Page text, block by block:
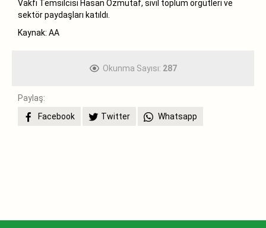
Vakfı Temsilcisi Hasan Özmutaf, sivil toplum örgütleri ve
sektör paydaşları katıldı.
Kaynak: AA
Okunma Sayısı: 287
Paylaş:
Facebook
Twitter Whatsapp